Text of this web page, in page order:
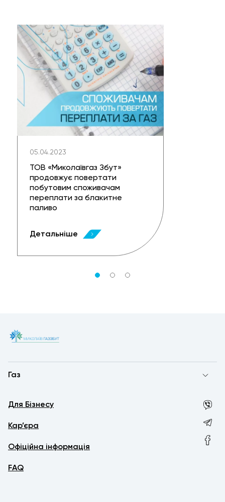
05.04.2023
ТОВ «Миколаївгаз Збут»
продовжує повертати
побутовим споживачам
переплати за блакитне
паливо
Детальніше
Газ
Для Бізнесу
Кар’єра
Офіційна інформація
FAQ